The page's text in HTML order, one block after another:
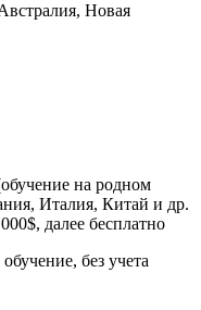
Новая
на родном
Италия, Китай и др.
далее бесплатно
без учета